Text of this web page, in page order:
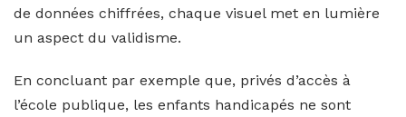
de données chiffrées, chaque visuel met en lumière
un aspect du validisme.
En concluant par exemple que, privés d’accès à
l’école publique, les enfants handicapés ne sont